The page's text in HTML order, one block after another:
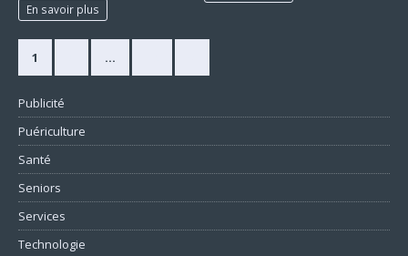
En savoir plus
1 …
Publicité
Puériculture
Santé
Seniors
Services
Technologie